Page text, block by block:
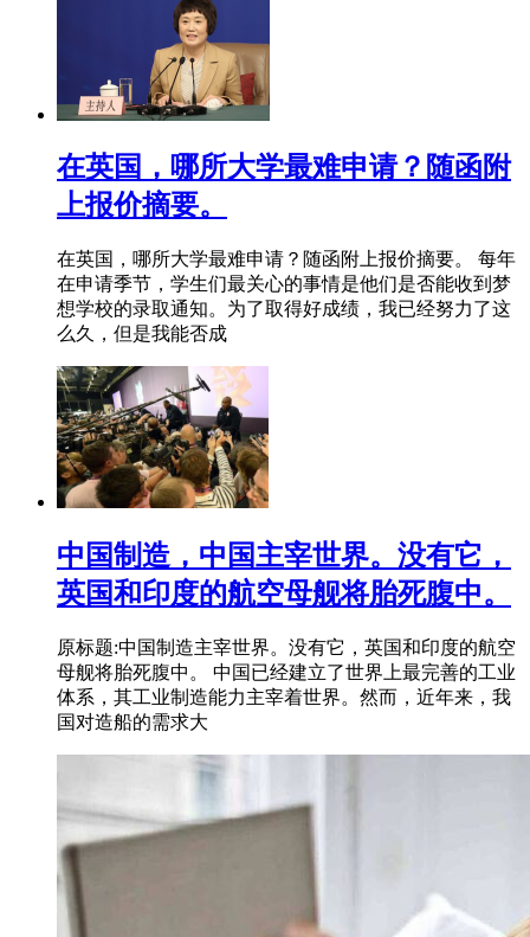
在英国，哪所大学最难申请？随函附
上报价摘要。
在英国，哪所大学最难申请？随函附上报价摘要。 每年
在申请季节，学生们最关心的事情是他们是否能收到梦
想学校的录取通知。为了取得好成绩，我已经努力了这
么久，但是我能否成
中国制造，中国主宰世界。没有它，
英国和印度的航空母舰将胎死腹中。
原标题:中国制造主宰世界。没有它，英国和印度的航空
母舰将胎死腹中。 中国已经建立了世界上最完善的工业
体系，其工业制造能力主宰着世界。然而，近年来，我
国对造船的需求大